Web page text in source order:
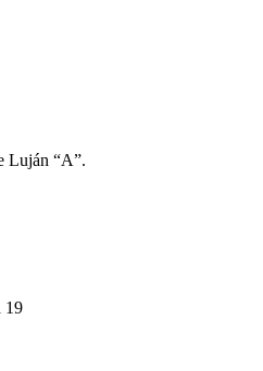
Luján “A”.
19